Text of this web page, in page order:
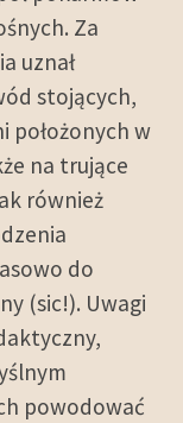
Za
uznał
stojących,
położonych w
na trujące
również
do
(sic!). Uwagi
powodować